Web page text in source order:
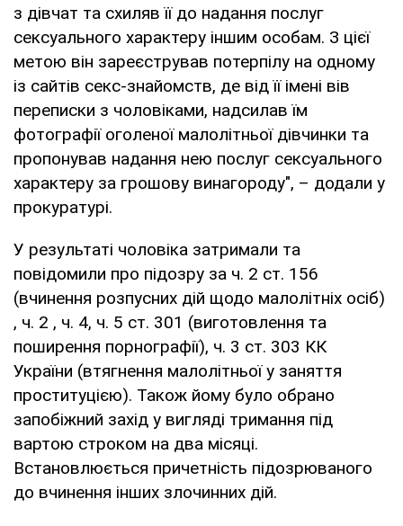
з дівчат та схиляв її до надання послуг
сексуального характеру іншим особам. З цієї
метою він зареєстрував потерпілу на одному
із сайтів секс-знайомств, де від її імені вів
переписки з чоловіками, надсилав їм
фотографії оголеної малолітньої дівчинки та
пропонував надання нею послуг сексуального
характеру за грошову винагороду", – додали у
прокуратурі.
У результаті чоловіка затримали та
повідомили про підозру за ч. 2 ст. 156
(вчинення розпусних дій щодо малолітніх осіб)
, ч. 2 , ч. 4, ч. 5 ст. 301 (виготовлення та
поширення порнографії), ч. 3 ст. 303 КК
України (втягнення малолітньої у заняття
проституцією). Також йому було обрано
запобіжний захід у вигляді тримання під
вартою строком на два місяці.
Встановлюється причетність підозрюваного
до вчинення інших злочинних дій.